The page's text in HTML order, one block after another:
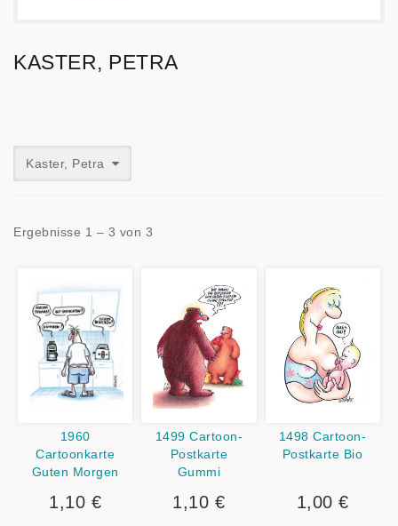
KASTER, PETRA
Kaster, Petra
Ergebnisse 1 – 3 von 3
1960
Cartoonkarte
Guten Morgen
1,10 €
1499 Cartoon-
Postkarte
Gummi
1,10 €
1498 Cartoon-
Postkarte Bio
1,00 €